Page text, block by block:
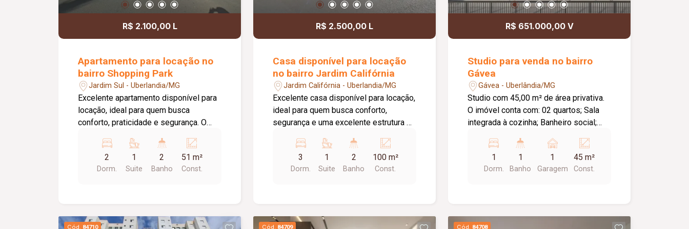
esportiva, academia e sauna, garantindo
para toda a família. Agende sua visita e
oportunidade de morar em um imóvel
completo e com ótima infraestrutura!
R$ 2.100,00 L
Apartamento para locação no
bairro Shopping Park
Jardim Sul - Uberlandia/MG
Excelente apartamento disponível para
locação, ideal para quem busca
conforto, praticidade e segurança. O
suíte. O banheiro da suíte possui box
em vidro e armário sob a pia. A sala é
aconchegante e conta com painel para
dia a dia. Dispõe ainda de área de
2
Dorm.
1
Suite
2
Banho
51 m²
Const.
R$ 2.500,00 L
Casa disponível para locação
no bairro Jardim Califórnia
Jardim Califórnia - Uberlandia/MG
Excelente casa disponível para locação,
ideal para quem busca conforto,
segurança e uma excelente estrutura de
sendo 02 com armários planejados e
01 suíte. O banheiro da suíte possui
box em vidro e armário sob a pia.
área de serviço e uma agradável área
3
Dorm.
1
Suite
2
Banho
100 m²
Const.
R$ 651.000,00 V
Studio para venda no bairro
Gávea
Gávea - Uberlândia/MG
Studio com 45,00 m² de área privativa.
O imóvel conta com: 02 quartos; Sala
integrada à cozinha; Banheiro social;
Depósito privativo; Diferenciais: Projeto
moderno e funcional; Excelente
aproveitamento dos espaços;
escolas, academias, restaurantes,
1
Dorm.
1
Banho
1
Garagem
45 m²
Const.
Cód. 84710 Cód. 84709 Cód. 84708